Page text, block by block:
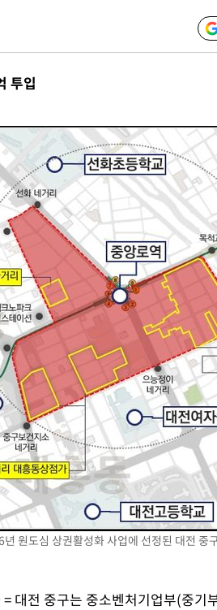
견…감정가 1.3억원
새 만에 숨진 채 발견
' 일본과 한일전
명 사망·1명 실종
과…쇄신의 기회로 삼겠다"
회 "실망과 걱정 안겨드려 죄
대 150㎜ 비
나스닥 1.3%↑
투입
원도심 상권활성화 사업에 선정된 대전 중
대전 중구는 중소벤처기업부(중기